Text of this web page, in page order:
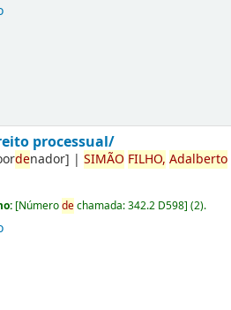
processual/
denador] |SIMÃO FILHO, Adalberto
[Númerodechamada:342.2 D598](2).